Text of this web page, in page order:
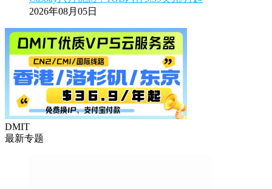
2026年08月05日
DMIT
最新专题